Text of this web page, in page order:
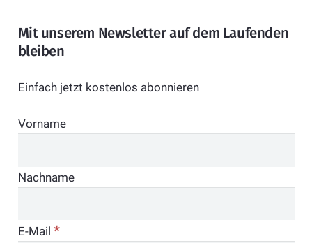
Mit unserem Newsletter auf dem Laufenden
bleiben
Einfach jetzt kostenlos abonnieren
Vorname
Nachname
E-Mail *